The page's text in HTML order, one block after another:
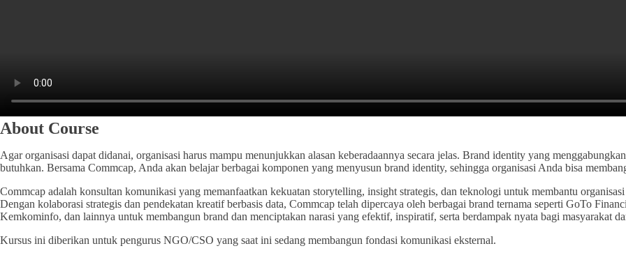
About Course
Agar organisasi dapat didanai, organisasi harus mampu menunjukkan alasan keberadaannya secara jelas. Brand identity yang
butuhkan. Bersama Commcap, Anda akan belajar berbagai komponen yang menyusun brand identity, sehingga organisasi Anda bisa
Commcap adalah konsultan komunikasi yang memanfaatkan kekuatan storytelling, insight strategis, dan teknologi untuk membantu
Dengan kolaborasi strategis dan pendekatan kreatif berbasis data, Commcap telah dipercaya oleh berbagai brand ternama seperti GoTo
Kemkominfo, dan lainnya untuk membangun brand dan menciptakan narasi yang efektif, inspiratif, serta berdampak nyata bagi masyarakat
Kursus ini diberikan untuk pengurus NGO/CSO yang saat ini sedang membangun fondasi komunikasi eksternal.